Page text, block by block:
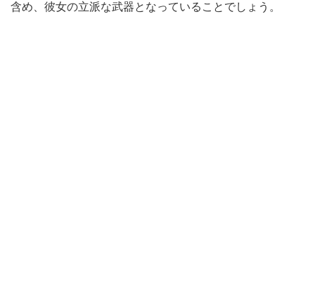
含め、彼女の立派な武器となっていることでしょう。